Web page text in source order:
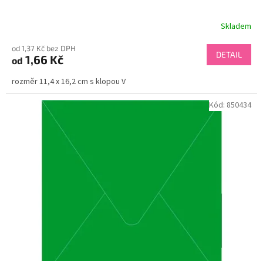
Skladem
od 1,37 Kč bez DPH
od 1,66 Kč DETAIL
rozměr 11,4 x 16,2 cm s klopou V
Kód: 850434